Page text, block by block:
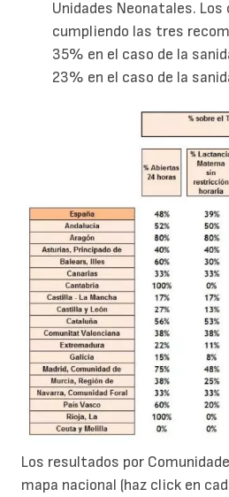
Unidades Neonatales.
cumpliendo las tres
35% en el caso de la
23% en el caso de la
Los resultados por
mapa nacional (haz click en